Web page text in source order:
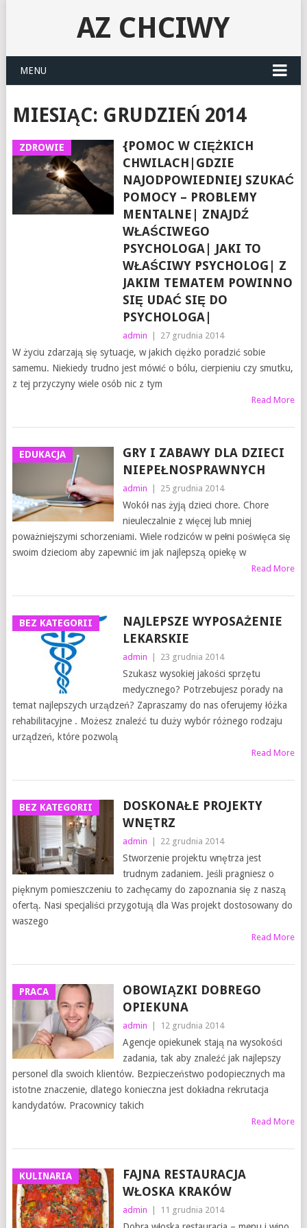
AZ CHCIWY
MENU
MIESIĄC: GRUDZIEŃ 2014
ZDROWIE
{POMOC W CIĘŻKICH
CHWILACH|GDZIE
NAJODPOWIEDNIEJ SZUKAĆ
POMOCY – PROBLEMY
MENTALNE| ZNAJDŹ
WŁAŚCIWEGO
PSYCHOLOGA| JAKI TO
WŁAŚCIWY PSYCHOLOG| Z
JAKIM TEMATEM POWINNO
SIĘ UDAĆ SIĘ DO
PSYCHOLOGA|
admin 27 grudnia 2014
W życiu zdarzają się sytuacje, w jakich ciężko poradzić sobie
samemu. Niekiedy trudno jest mówić o bólu, cierpieniu czy smutku,
z tej przyczyny wiele osób nic z tym
Read More
EDUKACJA
GRY I ZABAWY DLA DZIECI
NIEPEŁNOSPRAWNYCH
admin 25 grudnia 2014
Wokół nas żyją dzieci chore. Chore
nieuleczalnie z więcej lub mniej
poważniejszymi schorzeniami. Wiele rodziców w pełni poświęca się
swoim dzieciom aby zapewnić im jak najlepszą opiekę w
Read More
BEZ KATEGORII
NAJLEPSZE WYPOSAŻENIE
LEKARSKIE
admin 23 grudnia 2014
Szukasz wysokiej jakości sprzętu
medycznego? Potrzebujesz porady na
temat najlepszych urządzeń? Zapraszamy do nas oferujemy łóżka
rehabilitacyjne . Możesz znaleźć tu duży wybór różnego rodzaju
urządzeń, które pozwolą
Read More
BEZ KATEGORII
DOSKONAŁE PROJEKTY
WNĘTRZ
admin 22 grudnia 2014
Stworzenie projektu wnętrza jest
trudnym zadaniem. Jeśli pragniesz o
pięknym pomieszczeniu to zachęcamy do zapoznania się z naszą
ofertą. Nasi specjaliści przygotują dla Was projekt dostosowany do
waszego
Read More
PRACA
OBOWIĄZKI DOBREGO
OPIEKUNA
admin 12 grudnia 2014
Agencje opiekunek stają na wysokości
zadania, tak aby znaleźć jak najlepszy
personel dla swoich klientów. Bezpieczeństwo podopiecznych ma
istotne znaczenie, dlatego konieczna jest dokładna rekrutacja
kandydatów. Pracownicy takich
Read More
KULINARIA
FAJNA RESTAURACJA
WŁOSKA KRAKÓW
admin 11 grudnia 2014